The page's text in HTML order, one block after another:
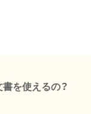
を使えるの？